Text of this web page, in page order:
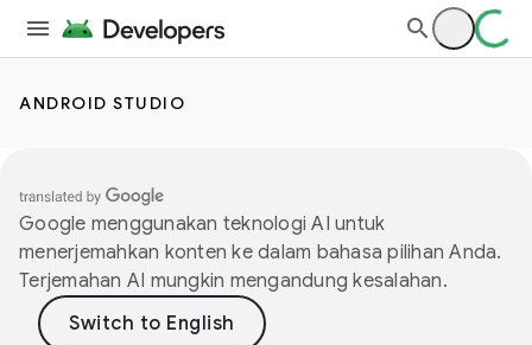
ANDROID STUDIO
Google menggunakan teknologi AI untuk
menerjemahkan konten ke dalam bahasa pilihan Anda.
Terjemahan AI mungkin mengandung kesalahan.